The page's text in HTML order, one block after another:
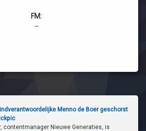
FM:
–
Menno de Boer geschorst
contentmanager Nieuwe Generaties, is